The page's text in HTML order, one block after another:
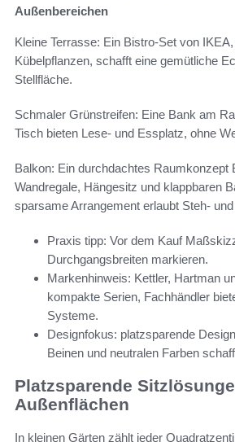
Außenbereichen
Kleine Terrasse: Ein Bistro-Set von
Kübelpflanzen, schafft eine gemütliche
Stellfläche.
Schmaler Grünstreifen: Eine Bank am
Tisch bieten Lese- und Essplatz, ohne
Balkon: Ein durchdachtes Raumkonzept
Wandregale, Hängesitz und klappbaren
sparsame Arrangement erlaubt Steh-
Praxis tipp: Vor dem Kauf
Durchgangsbreiten markieren.
Markenhinweis: Kettler, Hartman
kompakte Serien, Fachhändler
Systeme.
Designfokus: platzsparende
Beinen und neutralen Farben
Platzsparende
Außenflächen
In kleinen Gärten zählt jeder